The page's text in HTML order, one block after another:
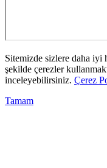
Sitemizde sizlere daha
şekilde çerezler
inceleyebilirsiniz. Çerez
Tamam